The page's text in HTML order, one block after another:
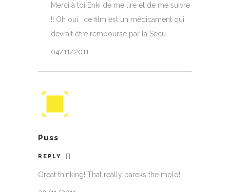
Merci à toi Enki de me lire et de me suivre
!! Oh oui… ce film est un médicament qui
devrait être remboursé par la Sécu.
04/11/2011
Puss
REPLY
Great thinking! That really bareks the mold!